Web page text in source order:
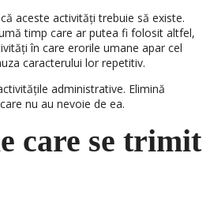
aceste activități trebuie să existe.
timp care ar putea fi folosit altfel,
în care erorile umane apar cel
caracterului lor repetitiv.
administrative. Elimină
nu au nevoie de ea.
care se trimit